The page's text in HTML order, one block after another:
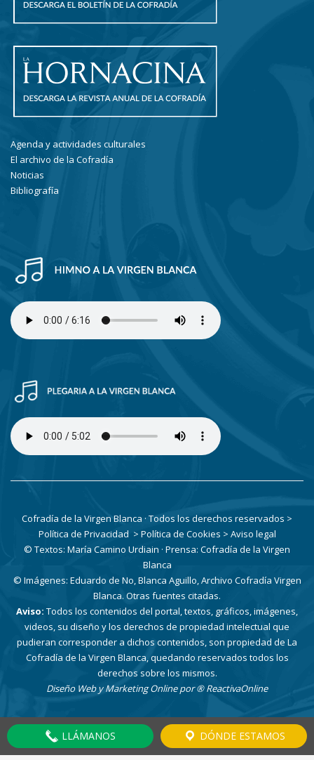
Agenda y actividades culturales
El archivo de la Cofradía
Noticias
Bibliografía
Cofradía de la Virgen Blanca · Todos los derechos reservados >
Política de Privacidad > Política de Cookies > Aviso legal
© Textos: María Camino Urdiain · Prensa: Cofradía de la Virgen
Blanca
© Imágenes: Eduardo de No, Blanca Aguillo, Archivo Cofradía Virgen
Blanca. Otras fuentes citadas.
Aviso: Todos los contenidos del portal, textos, gráficos, imágenes,
videos, su diseño y los derechos de propiedad intelectual que
pudieran corresponder a dichos contenidos, son propiedad de La
Cofradía de la Virgen Blanca, quedando reservados todos los
derechos sobre los mismos.
Diseño Web y Marketing Online por® ReactivaOnline
LLÁMANOS DÓNDE ESTAMOS